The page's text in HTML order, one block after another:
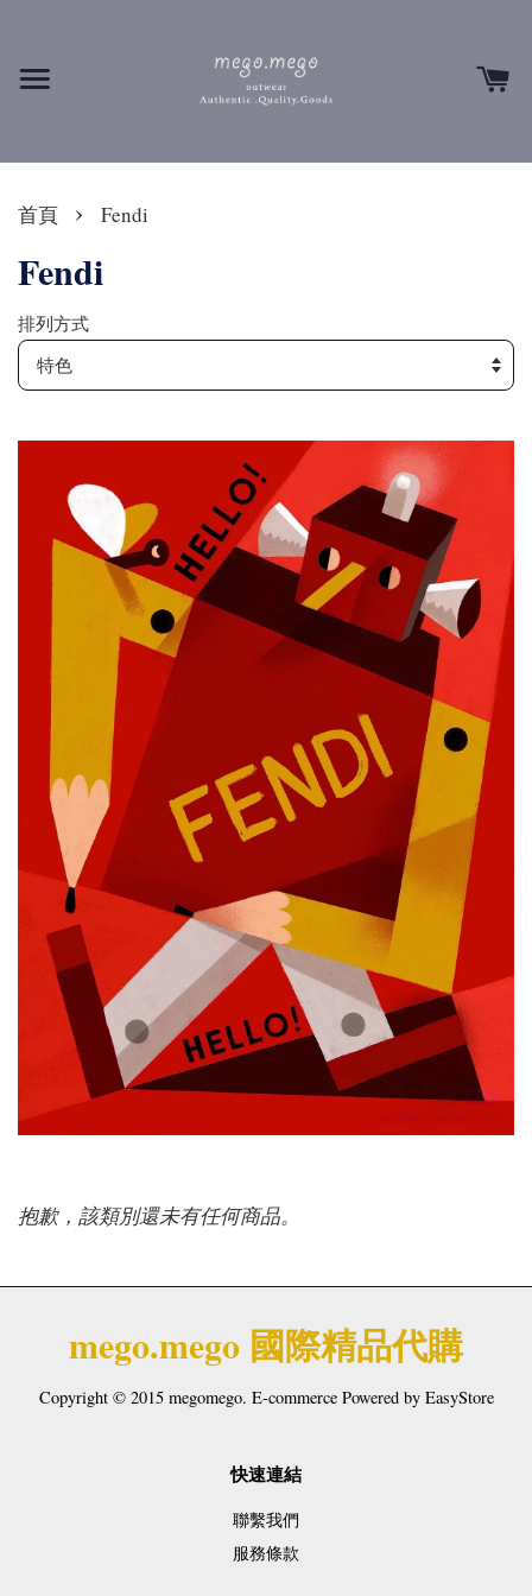
首頁 › Fendi
Fendi
排列方式
抱歉，該類別還未有任何商品。
mego.mego 國際精品代購
Copyright © 2015 megomego. E-commerce Powered by EasyStore
快速連結
聯繫我們
服務條款